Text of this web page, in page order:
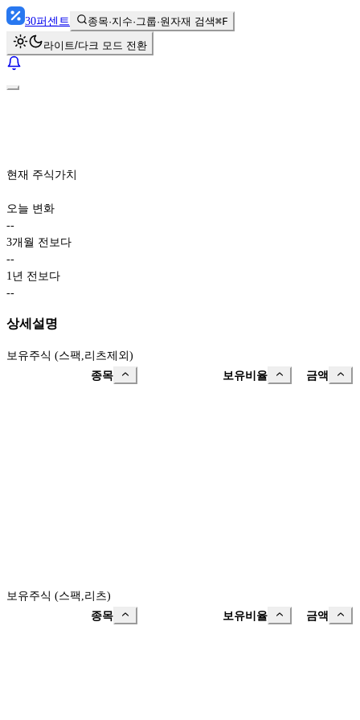
30퍼센트 종목·지수·그룹·원자재 검색⌘F
라이트/다크 모드 전환
현재 주식가치
오늘 변화
--
3개월 전보다
--
1년 전보다
--
상세설명
보유주식 (스팩,리츠제외)
종목
보유비율 금액
보유주식 (스팩,리츠)
종목
보유비율 금액